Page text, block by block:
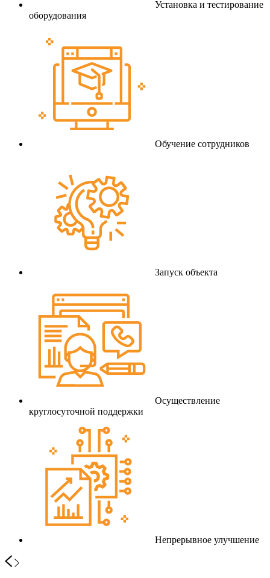
Установка и тестирование
оборудования
Обучение сотрудников
Запуск объекта
Осуществление
круглосуточной поддержки
Непрерывное улучшение